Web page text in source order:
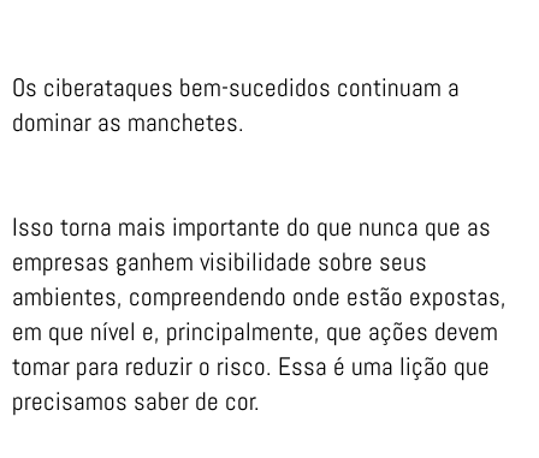
Os ciberataques bem-sucedidos continuam a
dominar as manchetes.
Isso torna mais importante do que nunca que as
empresas ganhem visibilidade sobre seus
ambientes, compreendendo onde estão expostas,
em que nível e, principalmente, que ações devem
tomar para reduzir o risco. Essa é uma lição que
precisamos saber de cor.